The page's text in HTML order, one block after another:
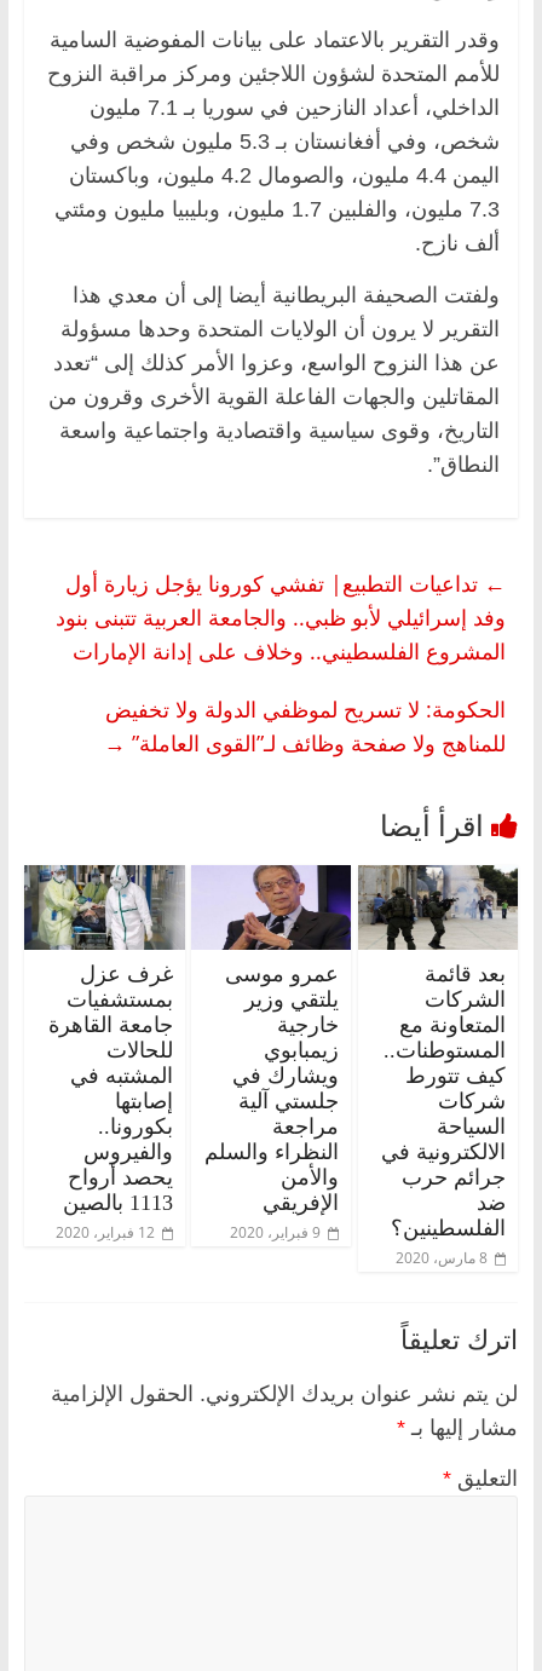
وقدر التقرير بالاعتماد على بيانات المفوضية السامية
للأمم المتحدة لشؤون اللاجئين ومركز مراقبة النزوح
الداخلي، أعداد النازحين في سوريا بـ 7.1 مليون
شخص، وفي أفغانستان بـ 5.3 مليون شخص وفي
اليمن 4.4 مليون، والصومال 4.2 مليون، وباكستان
7.3 مليون، والفلبين 1.7 مليون، وبليبيا مليون ومئتي
ألف نازح.
ولفتت الصحيفة البريطانية أيضا إلى أن معدي هذا
التقرير لا يرون أن الولايات المتحدة وحدها مسؤولة
عن هذا النزوح الواسع، وعزوا الأمر كذلك إلى “تعدد
المقاتلين والجهات الفاعلة القوية الأخرى وقرون من
التاريخ، وقوى سياسية واقتصادية واجتماعية واسعة
النطاق”.
← تداعيات التطبيع| تفشي كورونا يؤجل زيارة أول
وفد إسرائيلي لأبو ظبي.. والجامعة العربية تتبنى بنود
المشروع الفلسطيني.. وخلاف على إدانة الإمارات
الحكومة: لا تسريح لموظفي الدولة ولا تخفيض
للمناهج ولا صفحة وظائف لـ”القوى العاملة” →
بعد قائمة
الشركات
المتعاونة مع
المستوطنات..
كيف تتورط
شركات
السياحة
الالكترونية في
جرائم حرب
ضد
الفلسطينين؟
8 مارس، 2020
عمرو موسى
يلتقي وزير
خارجية
زيمبابوي
ويشارك في
جلستي آلية
مراجعة
النظراء والسلم
والأمن
الإفريقي
9 فبراير، 2020
غرف عزل
بمستشفيات
جامعة القاهرة
للحالات
المشتبه في
إصابتها
بكورونا..
والفيروس
يحصد أرواح
1113 بالصين
12 فبراير، 2020
اترك تعليقاً
لن يتم نشر عنوان بريدك الإلكتروني. الحقول الإلزامية
مشار إليها بـ *
التعليق *